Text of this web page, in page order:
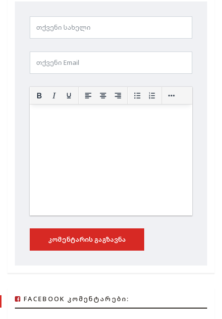
ᲙᲝᲛᲔᲜᲢᲐᲠᲘᲡ ᲒᲐᲒᲖᲐᲕᲜᲐ
FACEBOOK ᲙᲝᲛᲔᲜᲢᲐᲠᲔᲑᲘ: